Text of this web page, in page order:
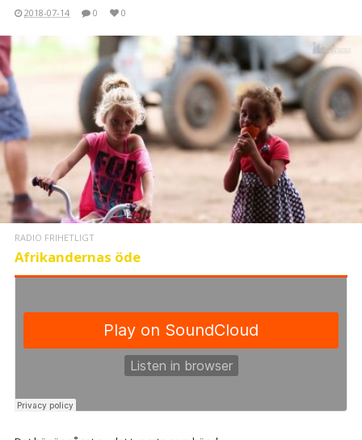
2018-07-14 0 0
RADIO FRIHETLIGT
Afrikandernas öde